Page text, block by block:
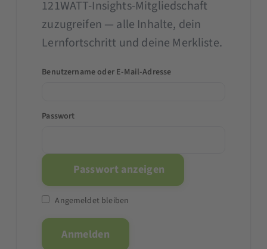
121WATT-Insights-Mitgliedschaft
zuzugreifen — alle Inhalte, dein
Lernfortschritt und deine Merkliste.
Benutzername oder E-Mail-Adresse
Passwort
Passwort anzeigen
Angemeldet bleiben